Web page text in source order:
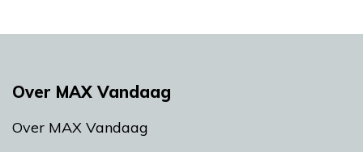
Over MAX Vandaag
Over MAX Vandaag